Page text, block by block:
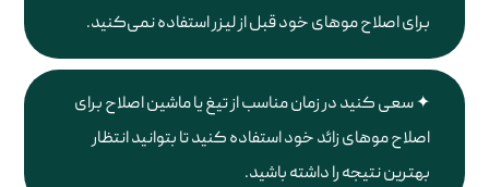
برای اصلاح موهای خود قبل از لیزر استفاده نمی‌کنید.
سعی کنید در زمان مناسب از تیغ یا ماشین اصلاح برای
اصلاح موهای زائد خود استفاده کنید تا بتوانید انتظار
بهترین نتیجه را داشته باشید.